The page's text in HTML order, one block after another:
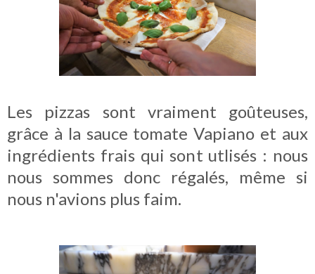
Les pizzas sont vraiment goûteuses,
grâce à la sauce tomate Vapiano et aux
ingrédients frais qui sont utlisés : nous
nous sommes donc régalés, même si
nous n'avions plus faim.